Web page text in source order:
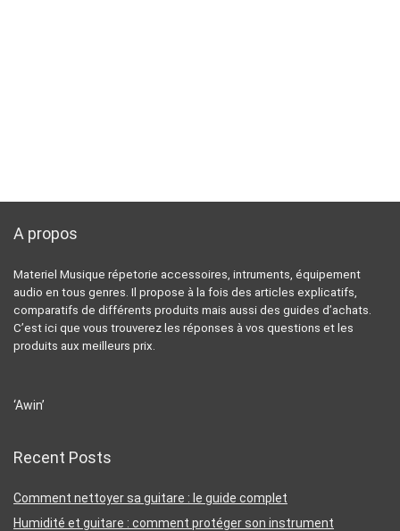
A propos
Materiel Musique répetorie accessoires, intruments, équipement
audio en tous genres. Il propose à la fois des articles explicatifs,
comparatifs de différents produits mais aussi des guides d’achats.
C’est ici que vous trouverez les réponses à vos questions et les
produits aux meilleurs prix.
‘Awin’
Recent Posts
Comment nettoyer sa guitare : le guide complet
Humidité et guitare : comment protéger son instrument